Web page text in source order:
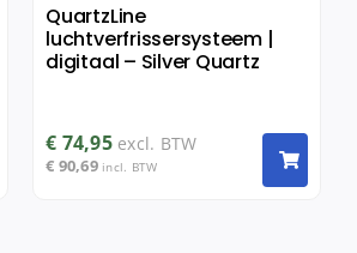
QuartzLine
luchtverfrissersysteem |
digitaal – Silver Quartz
€ 74,95 excl. BTW
€ 90,69 incl. BTW